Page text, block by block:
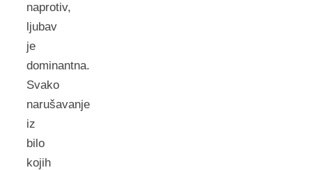
naprotiv,
ljubav
je
dominantna.
Svako
narušavanje
iz
bilo
kojih